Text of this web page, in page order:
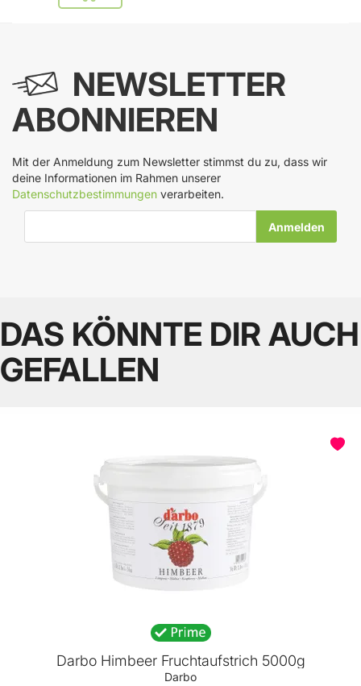
NEWSLETTER
ABONNIEREN
Mit der Anmeldung zum Newsletter stimmst du zu, dass wir
deine Informationen im Rahmen unserer
Datenschutzbestimmungen verarbeiten.
DAS KÖNNTE DIR AUCH
GEFALLEN
Darbo Himbeer Fruchtaufstrich 5000g
Darbo